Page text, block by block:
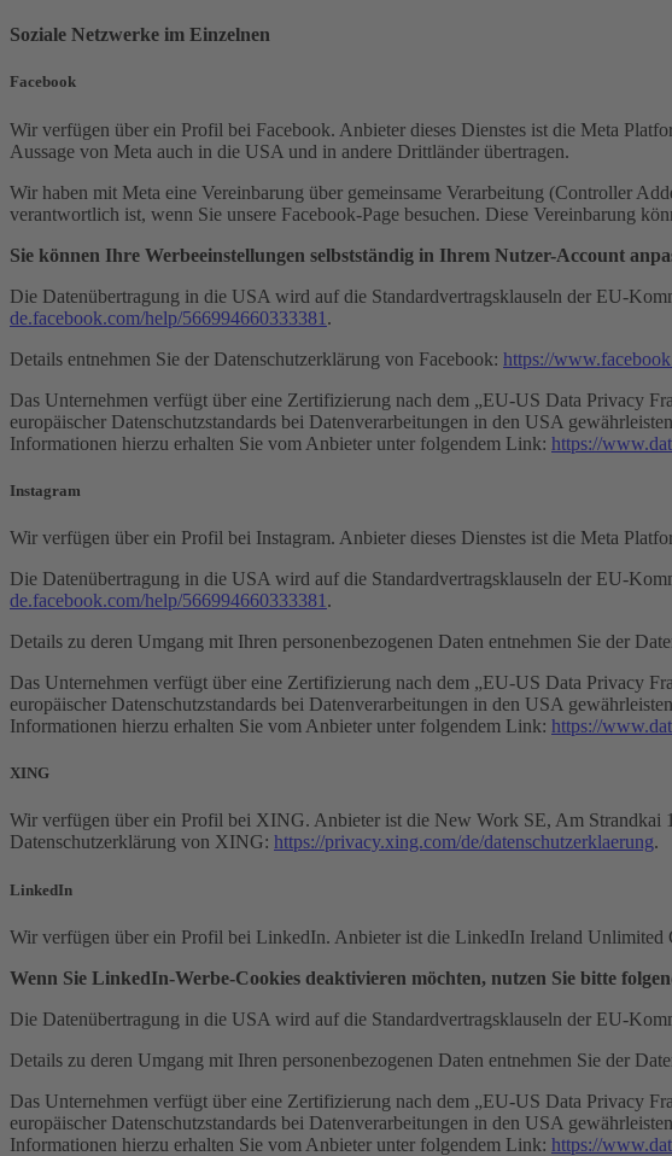
Soziale Netzwerke im Einzelnen
Facebook
Wir verfügen über ein Profil bei Facebook. Anbieter dieses Dienstes ist die Meta
Aussage von Meta auch in die USA und in andere Drittländer übertragen.
Wir haben mit Meta eine Vereinbarung über gemeinsame Verarbeitung (Controller
verantwortlich ist, wenn Sie unsere Facebook-Page besuchen. Diese Vereinbarung
Sie können Ihre Werbeeinstellungen selbstständig in Ihrem Nutzer-Account
Die Datenübertragung in die USA wird auf die Standardvertragsklauseln der EU-
de.facebook.com/help/566994660333381 .
Details entnehmen Sie der Datenschutzerklärung von Facebook: https://
Das Unternehmen verfügt über eine Zertifizierung nach dem „EU-US Data Privacy
europäischer Datenschutzstandards bei Datenverarbeitungen in den USA
Informationen hierzu erhalten Sie vom Anbieter unter folgendem Link: https://
Instagram
Wir verfügen über ein Profil bei Instagram. Anbieter dieses Dienstes ist die Meta
Die Datenübertragung in die USA wird auf die Standardvertragsklauseln der EU-
de.facebook.com/help/566994660333381 .
Details zu deren Umgang mit Ihren personenbezogenen Daten entnehmen Sie der
Das Unternehmen verfügt über eine Zertifizierung nach dem „EU-US Data Privacy
europäischer Datenschutzstandards bei Datenverarbeitungen in den USA
Informationen hierzu erhalten Sie vom Anbieter unter folgendem Link: https://
XING
Wir verfügen über ein Profil bei XING. Anbieter ist die New Work SE, Am Strandkai
Datenschutzerklärung von XING: https://privacy.xing.com/de/datenschutzerklaerung.
LinkedIn
Wir verfügen über ein Profil bei LinkedIn. Anbieter ist die LinkedIn Ireland
Wenn Sie LinkedIn-Werbe-Cookies deaktivieren möchten, nutzen Sie bitte
Die Datenübertragung in die USA wird auf die Standardvertragsklauseln der EU-
Details zu deren Umgang mit Ihren personenbezogenen Daten entnehmen Sie der
Das Unternehmen verfügt über eine Zertifizierung nach dem „EU-US Data Privacy
europäischer Datenschutzstandards bei Datenverarbeitungen in den USA
Informationen hierzu erhalten Sie vom Anbieter unter folgendem Link: https://